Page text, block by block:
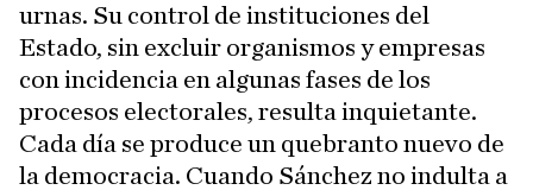
urnas. Su control de instituciones del
Estado, sin excluir organismos y empresas
con incidencia en algunas fases de los
procesos electorales, resulta inquietante.
Cada día se produce un quebranto nuevo de
la democracia. Cuando Sánchez no indulta a